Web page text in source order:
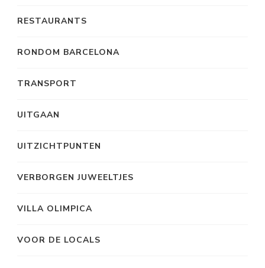
RESTAURANTS
RONDOM BARCELONA
TRANSPORT
UITGAAN
UITZICHTPUNTEN
VERBORGEN JUWEELTJES
VILLA OLIMPICA
VOOR DE LOCALS